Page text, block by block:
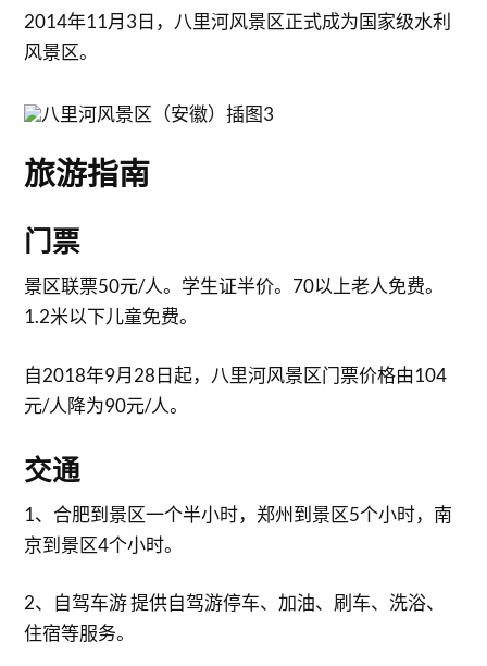
2014年11月3日，八里河风景区正式成为国家级水利
风景区。
旅游指南
门票
景区联票50元/人。学生证半价。70以上老人免费。
1.2米以下儿童免费。
自2018年9月28日起，八里河风景区门票价格由104
元/人降为90元/人。
交通
1、合肥到景区一个半小时，郑州到景区5个小时，南
京到景区4个小时。
2、自驾车游 提供自驾游停车、加油、刷车、洗浴、
住宿等服务。